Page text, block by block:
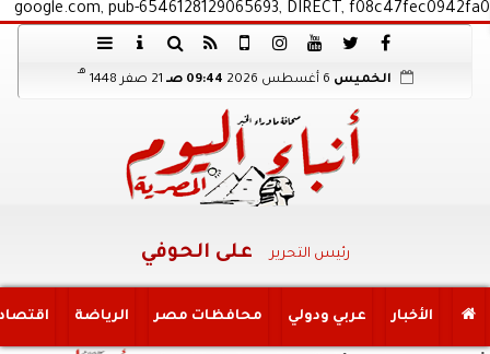
google.com, pub-6546128129065693, DIRECT, f08c47fec0942fa0
الخميس 09:44 صـ 21 صفر 1448
هـ
رئيس التحرير على الحوفي
الأخبار عربي ودولي محافظات مصر الرياضة